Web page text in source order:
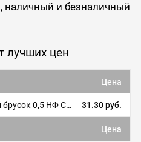
и безналичный
лучших цен
Цена
Кирпич гиперпрессованный брусок 0,5 НФ Судогодский кирпич 31.30 руб.
Цена